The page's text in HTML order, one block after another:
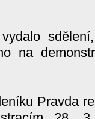
na
Pravda